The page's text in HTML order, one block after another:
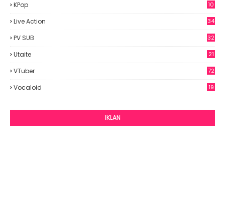
KPop
10
Live Action 34
PV SUB 32
Utaite 21
VTuber 72
Vocaloid 19
IKLAN